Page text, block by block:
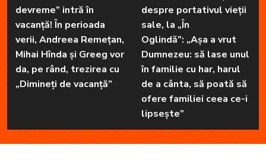
devreme” intră în
vacanță! În perioada
verii, Andreea Remețan,
Mihai Hînda și Greeg vor
da, pe rând, trezirea cu
„Dimineți de vacanță”
despre portativul vieții
sale, la „În
Oglindă”: „Așa a vrut
Dumnezeu: să lase unul
în familie cu har, harul
de a cânta, să poată să
ofere familiei ceea ce-i
lipsește”